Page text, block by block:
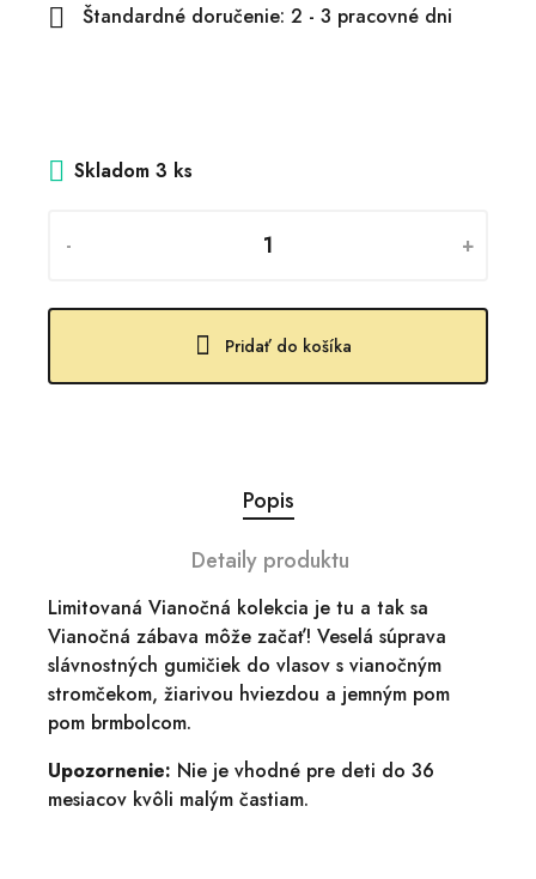
 Štandardné doručenie: 2 - 3 pracovné dni
Skladom 3 ks
- +
Pridať do košíka
Popis
Detaily produktu
Limitovaná Vianočná kolekcia je tu a tak sa
Vianočná zábava môže začať! Veselá súprava
slávnostných gumičiek do vlasov s vianočným
stromčekom, žiarivou hviezdou a jemným pom
pom brmbolcom.
Upozornenie: Nie je vhodné pre deti do 36
mesiacov kvôli malým častiam.